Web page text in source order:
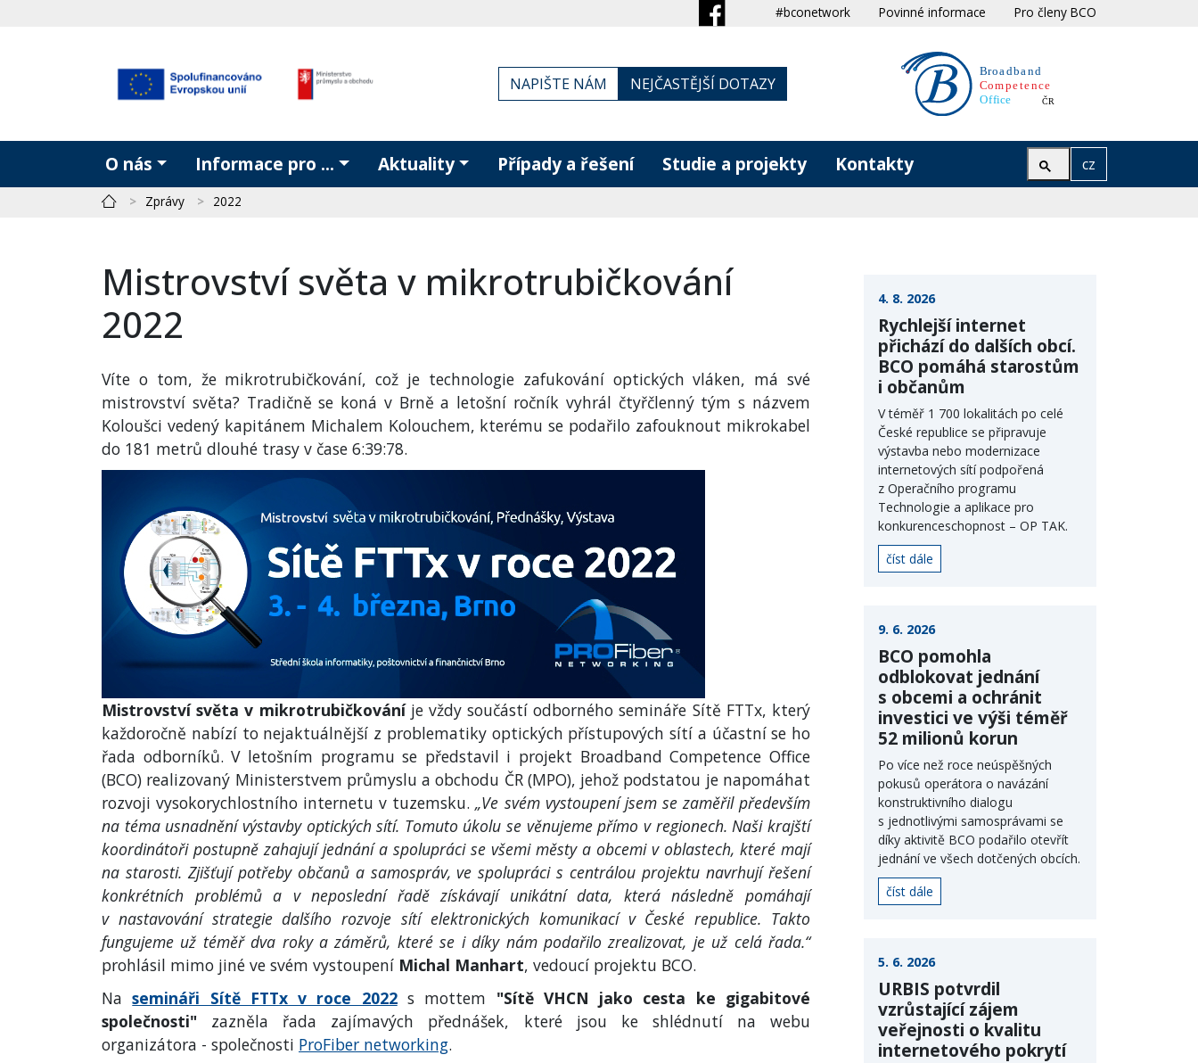
#bconetwork Povinné informace Pro členy BCO
NAPIŠTE NÁM NEJČASTĚJŠÍ DOTAZY
O nás Informace pro ... Aktuality Případy a řešení Studie a projekty Kontakty cz
Zprávy 2022
Mistrovství světa v mikrotrubičkování
2022
Víte o tom, že mikrotrubičkování, což je technologie zafukování optických vláken, má své
mistrovství světa? Tradičně se koná v Brně a letošní ročník vyhrál čtyřčlenný tým s názvem
Koloušci vedený kapitánem Michalem Kolouchem, kterému se podařilo zafouknout mikrokabel
do 181 metrů dlouhé trasy v čase 6:39:78.
Mistrovství světa v mikrotrubičkováníje vždy součástí odborného semináře Sítě FTTx, který
každoročně nabízí to nejaktuálnější z problematiky optických přístupových sítí a účastní se ho
řada odborníků. V letošním programu se představil i projekt Broadband Competence Office
(BCO) realizovaný Ministerstvem průmyslu a obchodu ČR (MPO), jehož podstatou je napomáhat
rozvoji vysokorychlostního internetu v tuzemsku.„Ve svém vystoupení jsem se zaměřil především
na téma usnadnění výstavby optických sítí. Tomuto úkolu se věnujeme přímo v regionech. Naši krajští
koordinátoři postupně zahajují jednání a spolupráci se všemi městy a obcemi v oblastech, které mají
na starosti. Zjišťují potřeby občanů a samospráv, ve spolupráci s centrálou projektu navrhují řešení
konkrétních problémů a v neposlední řadě získávají unikátní data, která následně pomáhají
v nastavování strategie dalšího rozvoje sítí elektronických komunikací v České republice. Takto
fungujeme už téměř dva roky a záměrů, které se i díky nám podařilo zrealizovat, je už celá řada.“
prohlásil mimo jiné ve svém vystoupení Michal Manhart, vedoucí projektu BCO.
Nasemináři Sítě FTTx v roce 2022s mottem "Sítě VHCN jako cesta ke gigabitové
společnosti" zazněla řada zajímavých přednášek, které jsou ke shlédnutí na webu
organizátora - společnosti ProFiber networking.
4. 8. 2026
Rychlejší internet
přichází do dalších obcí.
BCO pomáhá starostům
i občanům
V téměř 1 700 lokalitách po celé
České republice se připravuje
výstavba nebo modernizace
internetových sítí podpořená
z Operačního programu
Technologie a aplikace pro
konkurenceschopnost – OP TAK.
číst dále
9. 6. 2026
BCO pomohla
odblokovat jednání
s obcemi a ochránit
investici ve výši téměř
52 milionů korun
Po více než roce neúspěšných
pokusů operátora o navázání
konstruktivního dialogu
s jednotlivými samosprávami se
díky aktivitě BCO podařilo otevřít
jednání ve všech dotčených obcích.
číst dále
5. 6. 2026
URBIS potvrdil
vzrůstající zájem
veřejnosti o kvalitu
internetového pokrytí